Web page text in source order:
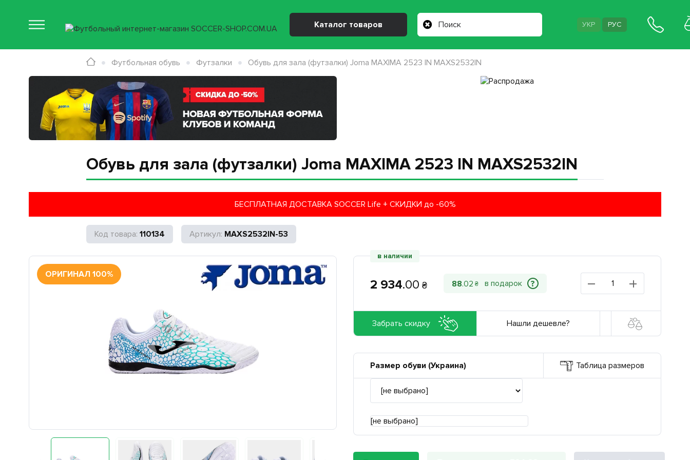
Обувь для зала (футзалки) Joma MAXIMA 2523 IN MAXS2532IN
БЕСПЛАТНАЯ ДОСТАВКА SOCCER Life + СКИДКИ до -60%
110134 MAXS2532IN-53
ОРИГИНАЛ 100%
в наличии
2 934.00 ₴ 88.02 ₴ ?
Забрать скидку Нашли дешевле?
Размер обуви (Украина) Таблица размеров
[не выбрано]
Каталог товаров УКР РУС
Футбольная обувь Футзалки Обувь для зала (футзалки) Joma MAXIMA 2523 IN MAXS2532IN